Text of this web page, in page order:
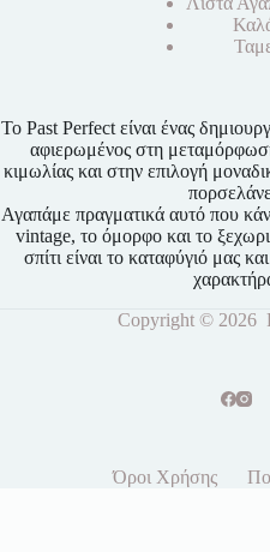
Το Past Perfect είναι ένας
αφιερωμένος στη
κιμωλίας και στην επιλογή
Αγαπάμε πραγματικά αυτό που
vintage, το όμορφο και το
σπίτι είναι το καταφύγιό μας
Copyright © 2026
Όροι Χρήσης